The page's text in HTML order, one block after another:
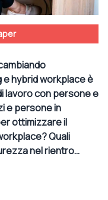
hybrid workplace è
lavoro con persone e
e persone in
ottimizzare il
Quali
nel rientro…